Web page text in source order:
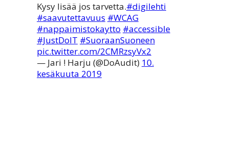
Kysy lisää jos tarvetta.#digilehti
#saavutettavuus #WCAG
#nappaimistokaytto #accessible
#JustDoIT #SuoraanSuoneen
pic.twitter.com/2CMRzsyVx2
— Jari ! Harju (@DoAudit) 10.
kesäkuuta 2019